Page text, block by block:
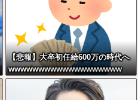
【悲報】大卒初任給600万の時代へ
wwwwwwwwwwwwwwwwwww